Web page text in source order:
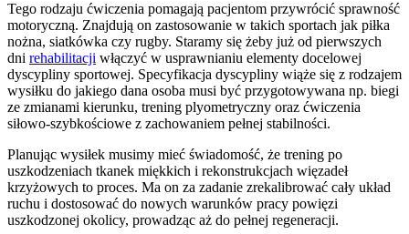
Tego rodzaju ćwiczenia pomagają pacjentom przywrócić sprawność
motoryczną. Znajdują on zastosowanie w takich sportach jak piłka
nożna, siatkówka czy rugby. Staramy się żeby już od pierwszych
dni rehabilitacji włączyć w usprawnianiu elementy docelowej
dyscypliny sportowej. Specyfikacja dyscypliny wiąże się z rodzajem
wysiłku do jakiego dana osoba musi być przygotowywana np. biegi
ze zmianami kierunku, trening plyometryczny oraz ćwiczenia
siłowo-szybkościowe z zachowaniem pełnej stabilności.
Planując wysiłek musimy mieć świadomość, że trening po
uszkodzeniach tkanek miękkich i rekonstrukcjach więzadeł
krzyżowych to proces. Ma on za zadanie zrekalibrować cały układ
ruchu i dostosować do nowych warunków pracy powięzi
uszkodzonej okolicy, prowadząc aż do pełnej regeneracji.